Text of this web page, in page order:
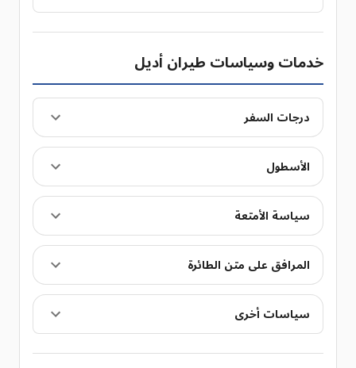
خدمات وسياسات طيران أديل
درجات السفر
الأسطول
سياسة الأمتعة
المرافق على متن الطائرة
سياسات أخرى